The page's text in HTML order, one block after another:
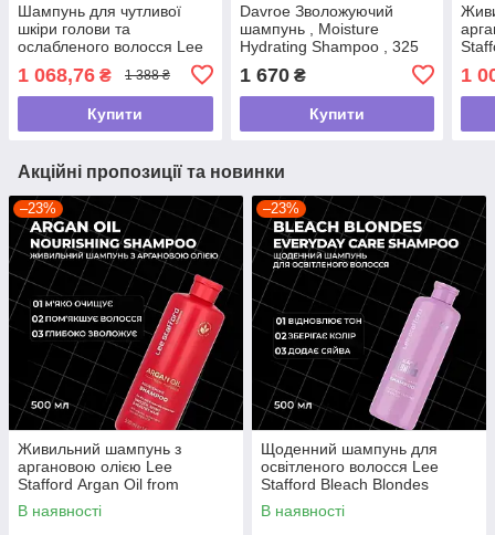
Шампунь для чутливої
шкіри голови та
ослабленого волосся Lee
Breakage Shampoo,250мл
1 068,76 ₴ 1 388 ₴
Купити
Davroe Зволожуючий
шампунь , Moisture
Hydrating Shampoo , 325
1 670₴
Купити
1
Акційні пропозиції та новинки
–23%
Живильний шампунь з
аргановою олією Lee
Stafford Argan Oil from
Morocco Nourishing Shampoo,
500 мл
В наявності
–23%
Щоденний шампунь для
освітленого волосся Lee
Stafford Bleach Blondes
Everyday Care Shampoo, 500
мл
В наявності